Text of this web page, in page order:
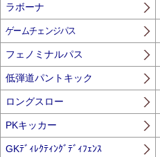
ラボーナ
ゲームチェンジパス
フェノミナルパス
低弾道パントキック
ロングスロー
PKキッカー
GKﾃﾞｨﾚｸﾃｨﾝｸﾞﾃﾞｨﾌｪﾝｽ